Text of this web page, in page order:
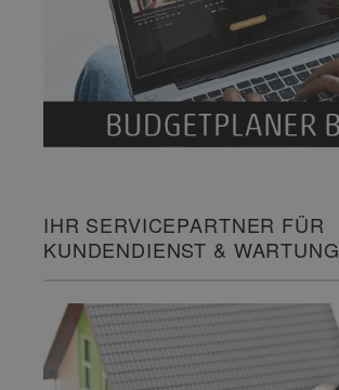
IHR SERVICEPARTNER FÜR
KUNDENDIENST & WARTUNG